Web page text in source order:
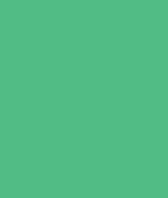
månatligt åtagande